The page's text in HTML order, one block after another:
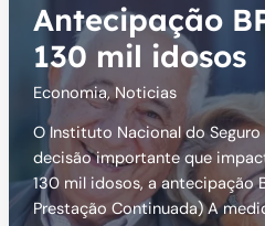
Antecipação
130 mil idosos
Economia,Noticias
O Instituto Nacional do Seguro
decisão importante que
130 mil idosos, a antecipação
Prestação Continuada) A